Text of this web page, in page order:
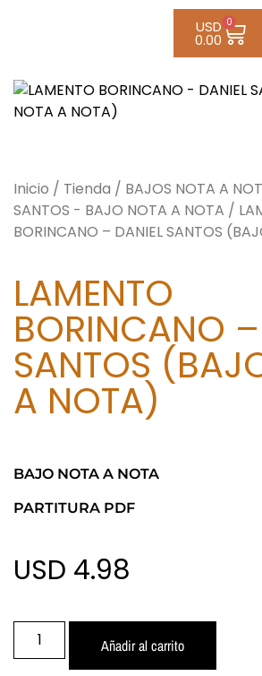
USD
0.00
0
Inicio / Tienda / BAJOS NOTA A
SANTOS - BAJO NOTA A NOTA /
BORINCANO – DANIEL SANTOS
LAMENTO
BORINCANO
SANTOS
A NOTA)
BAJO NOTA A NOTA
PARTITURA PDF
USD 4.98
Añadir al carrito